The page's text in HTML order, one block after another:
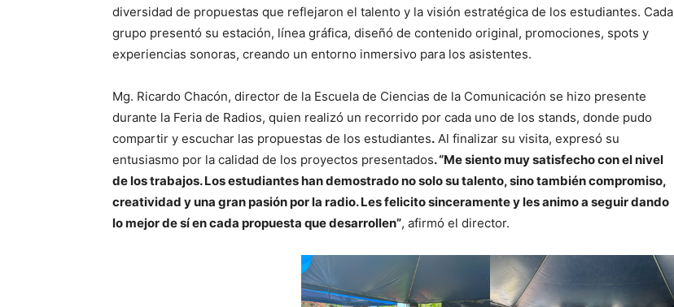
diversidad de propuestas que reflejaron el talento y la visión estratégica de los estudiantes. Cada
grupo presentó su estación, línea gráfica, diseñó de contenido original, promociones, spots y
experiencias sonoras, creando un entorno inmersivo para los asistentes.
Mg. Ricardo Chacón, director de la Escuela de Ciencias de la Comunicación se hizo presente
durante la Feria de Radios, quien realizó un recorrido por cada uno de los stands, donde pudo
compartir y escuchar las propuestas de los estudiantes. Al finalizar su visita, expresó su
entusiasmo por la calidad de los proyectos presentados. “Me siento muy satisfecho con el nivel
de los trabajos. Los estudiantes han demostrado no solo su talento, sino también compromiso,
creatividad y una gran pasión por la radio. Les felicito sinceramente y les animo a seguir dando
lo mejor de sí en cada propuesta que desarrollen”, afirmó el director.